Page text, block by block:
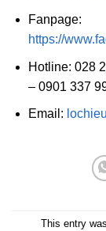
Fanpage:
https://
Hotline: 028
– 0901 337
Email:
This entry